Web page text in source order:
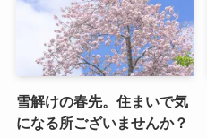
雪解けの春先。住まいで気
になる所ございませんか？